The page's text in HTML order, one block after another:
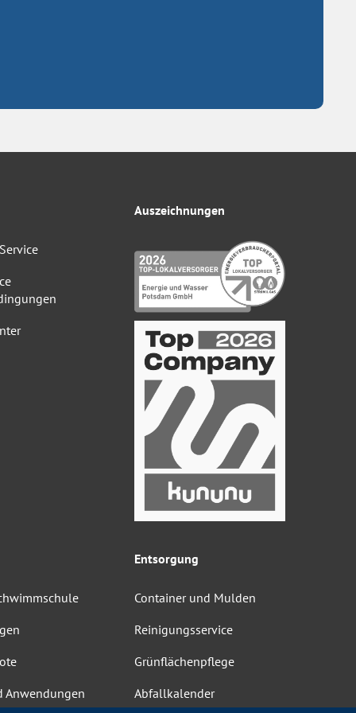
Anwendungen
Entsorgung
Container und Mulden
Reinigungsservice
Grünflächenpflege
Abfallkalender
Auszeichnungen